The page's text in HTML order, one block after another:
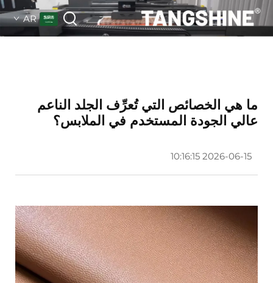
AR
ما هي الخصائص التي تُعرِّف الجلد الناعم
عالي الجودة المستخدم في الملابس؟
2026-06-15 10:16:15